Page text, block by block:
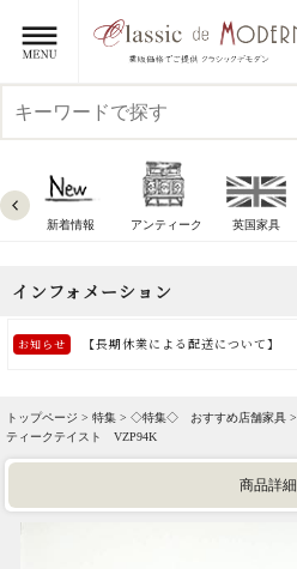
新着情報 アンティーク 英国家具
トップページ > 特集 > ◇特集◇ おすすめ店舗家具 >
ティークテイスト VZP94K
商品詳細